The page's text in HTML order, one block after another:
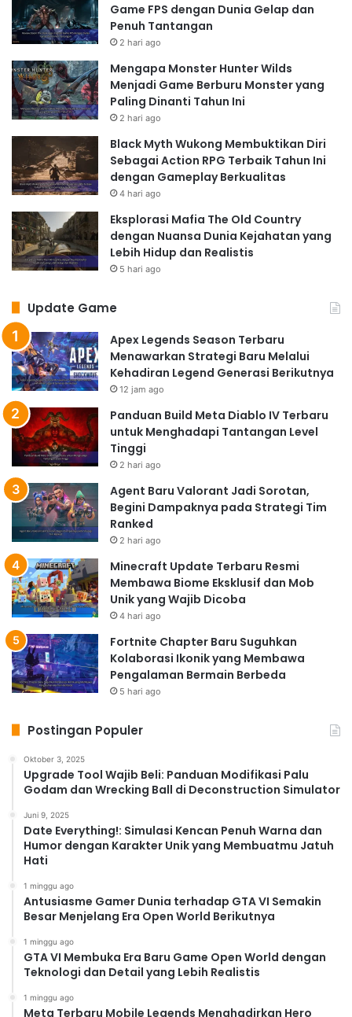
Game FPS dengan Dunia Gelap dan
Penuh Tantangan
2 hari ago
Mengapa Monster Hunter Wilds
Menjadi Game Berburu Monster yang
Paling Dinanti Tahun Ini
2 hari ago
Black Myth Wukong Membuktikan Diri
Sebagai Action RPG Terbaik Tahun Ini
dengan Gameplay Berkualitas
4 hari ago
Eksplorasi Mafia The Old Country
dengan Nuansa Dunia Kejahatan yang
Lebih Hidup dan Realistis
5 hari ago
Update Game
Apex Legends Season Terbaru
Menawarkan Strategi Baru Melalui
Kehadiran Legend Generasi Berikutnya
12 jam ago
Panduan Build Meta Diablo IV Terbaru
untuk Menghadapi Tantangan Level
Tinggi
2 hari ago
Agent Baru Valorant Jadi Sorotan,
Begini Dampaknya pada Strategi Tim
Ranked
2 hari ago
Minecraft Update Terbaru Resmi
Membawa Biome Eksklusif dan Mob
Unik yang Wajib Dicoba
4 hari ago
Fortnite Chapter Baru Suguhkan
Kolaborasi Ikonik yang Membawa
Pengalaman Bermain Berbeda
5 hari ago
Postingan Populer
Oktober 3, 2025
Upgrade Tool Wajib Beli: Panduan Modifikasi Palu
Godam dan Wrecking Ball di Deconstruction Simulator
Juni 9, 2025
Date Everything!: Simulasi Kencan Penuh Warna dan
Humor dengan Karakter Unik yang Membuatmu Jatuh
Hati
1 minggu ago
Antusiasme Gamer Dunia terhadap GTA VI Semakin
Besar Menjelang Era Open World Berikutnya
1 minggu ago
GTA VI Membuka Era Baru Game Open World dengan
Teknologi dan Detail yang Lebih Realistis
1 minggu ago
Meta Terbaru Mobile Legends Menghadirkan Hero